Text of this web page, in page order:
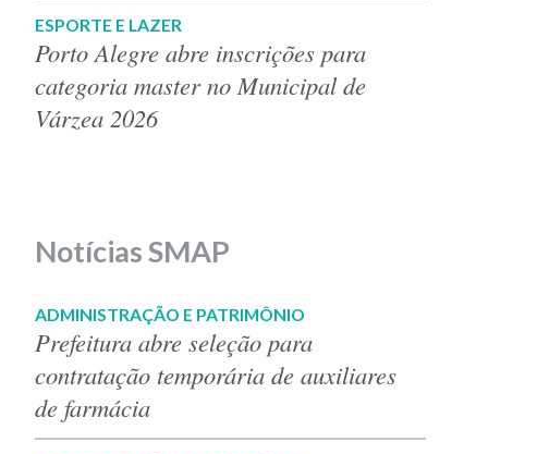
ESPORTE E LAZER
Porto Alegre abre inscrições para
categoria master no Municipal de
Várzea 2026
Notícias SMAP
ADMINISTRAÇÃO E PATRIMÔNIO
Prefeitura abre seleção para
contratação temporária de auxiliares
de farmácia